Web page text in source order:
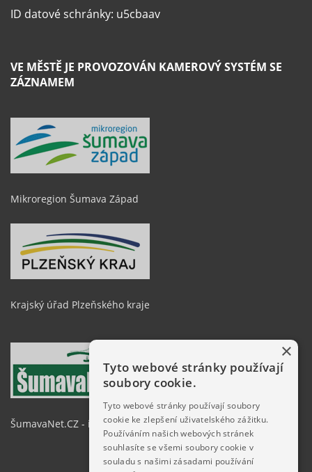
ID datové schránky: u5cbaav
VE MĚSTĚ JE PROVOZOVÁN KAMEROVÝ SYSTÉM SE
ZÁZNAMEM
Mikroregion Šumava Západ
Krajský úřad Plzeňského kraje
ŠumavaNet.CZ - informace o regionu
×
Tyto webové stránky používají
soubory cookie.
Tyto webové stránky používají soubory
cookie ke zlepšení uživatelského zážitku.
Používáním našich webových stránek
souhlasíte se všemi soubory cookie v
souladu s našimi zásadami používání